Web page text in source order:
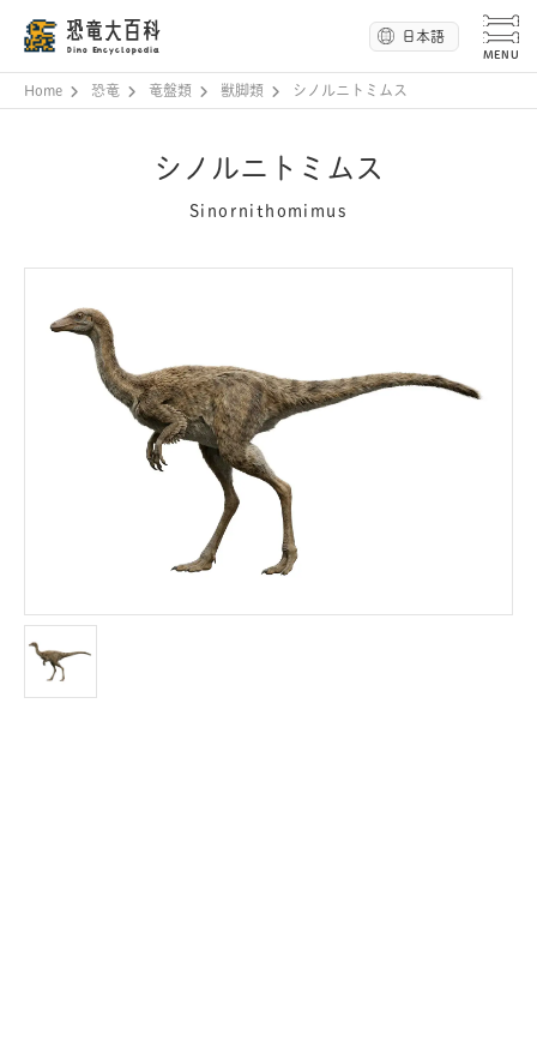
恐竜大百科
Dino Encyclopedia
日本語
Home 恐竜 竜盤類 獣脚類 シノルニトミムス
シノルニトミムス
Sinornithomimus